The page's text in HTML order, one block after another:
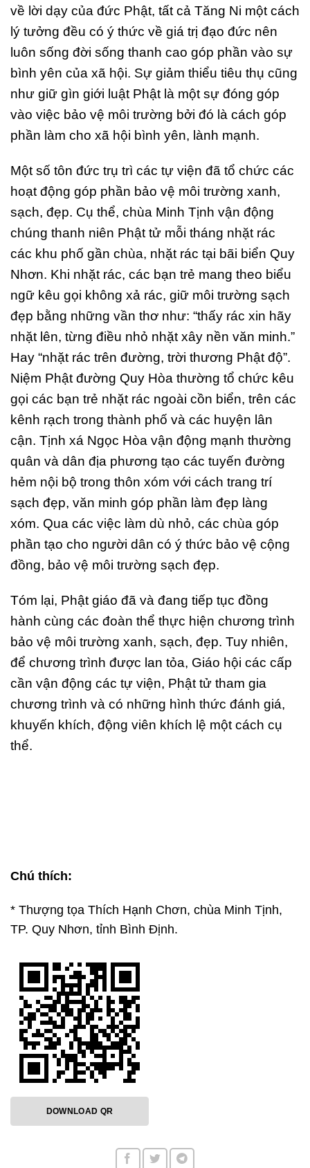
về lời dạy của đức Phật, tất cả Tăng Ni một cách
lý tưởng đều có ý thức về giá trị đạo đức nên
luôn sống đời sống thanh cao góp phần vào sự
bình yên của xã hội. Sự giảm thiểu tiêu thụ cũng
như giữ gìn giới luật Phật là một sự đóng góp
vào việc bảo vệ môi trường bởi đó là cách góp
phần làm cho xã hội bình yên, lành mạnh.
Một số tôn đức trụ trì các tự viện đã tổ chức các
hoạt động góp phần bảo vệ môi trường xanh,
sạch, đẹp. Cụ thể, chùa Minh Tịnh vận động
chúng thanh niên Phật tử mỗi tháng nhặt rác
các khu phố gần chùa, nhặt rác tại bãi biển Quy
Nhơn. Khi nhặt rác, các bạn trẻ mang theo biểu
ngữ kêu gọi không xả rác, giữ môi trường sạch
đẹp bằng những vần thơ như: “thấy rác xin hãy
nhặt lên, từng điều nhỏ nhặt xây nền văn minh.”
Hay “nhặt rác trên đường, trời thương Phật độ”.
Niệm Phật đường Quy Hòa thường tổ chức kêu
gọi các bạn trẻ nhặt rác ngoài cồn biển, trên các
kênh rạch trong thành phố và các huyện lân
cận. Tịnh xá Ngọc Hòa vận động mạnh thường
quân và dân địa phương tạo các tuyến đường
hẻm nội bộ trong thôn xóm với cách trang trí
sạch đẹp, văn minh góp phần làm đẹp làng
xóm. Qua các việc làm dù nhỏ, các chùa góp
phần tạo cho người dân có ý thức bảo vệ cộng
đồng, bảo vệ môi trường sạch đẹp.
Tóm lại, Phật giáo đã và đang tiếp tục đồng
hành cùng các đoàn thể thực hiện chương trình
bảo vệ môi trường xanh, sạch, đẹp. Tuy nhiên,
để chương trình được lan tỏa, Giáo hội các cấp
cần vận động các tự viện, Phật tử tham gia
chương trình và có những hình thức đánh giá,
khuyến khích, động viên khích lệ một cách cụ
thể.
Chú thích:
* Thượng tọa Thích Hạnh Chơn, chùa Minh Tịnh,
TP. Quy Nhơn, tỉnh Bình Định.
DOWNLOAD QR